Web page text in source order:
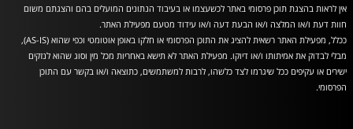
אין לראות בהצגת תוכן פרסומי באתר לכשעצמו או בעיבוד הנתונים המועלים בהם והצגתם משום
חוות דעת ו/או המלצה ו/או הבעת דעה ו/או עידוד מטעם מפעילת האתר.
ככלל, מפעילת האתר רשאית להציג את התוכן הפרסומי או חלקו באופן אוטומטי וכפי שהוא (AS-IS),
מבלי לבדוק את אמיתותו ו/או דיוקו. מפעילת האתר לא תישא באחריות מכל מין וסוג שהוא לנזקים
ישירים או עקיפים ככל שיגרמו לצד כלשהו, לרבות למשתמשים, כתוצאה ו/או בקשר עם התוכן
הפרסומי.